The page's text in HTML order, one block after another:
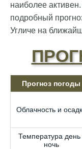
наиболее
подробный
Угличе на
Прогноз погоды
Облачность и
Температура день
ночь